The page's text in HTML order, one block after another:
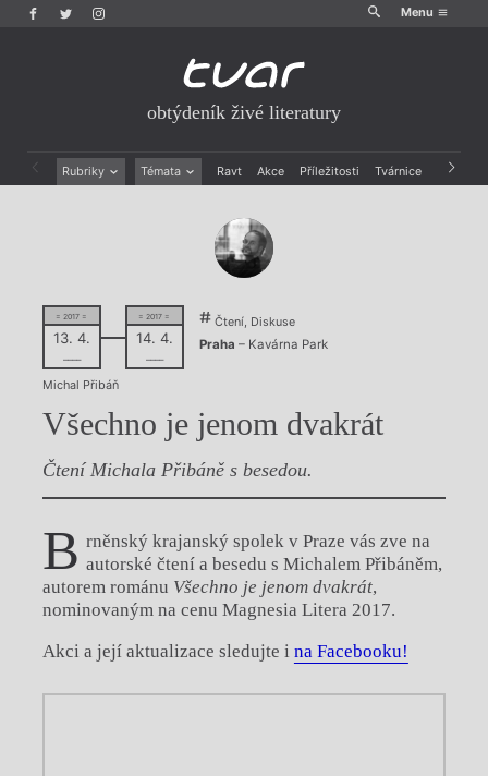
Menu
obtýdeník živé literatury
Rubriky Témata Ravt Akce Příležitosti Tvárnice Archiv
Rozhovory
Dokument
Výroční ceny
= 2017 =
13. 4.
––––
= 2017 =
14. 4.
––––
Čtení, Diskuse
Praha – Kavárna Park
Michal Přibáň
Všechno je jenom dvakrát
Čtení Michala Přibáně s besedou.
B rněnský krajanský spolek v Praze vás zve na
autorské čtení a besedu s Michalem Přibáněm,
autorem románu Všechno je jenom dvakrát,
nominovaným na cenu Magnesia Litera 2017.
Akci a její aktualizace sledujte i na Facebooku!